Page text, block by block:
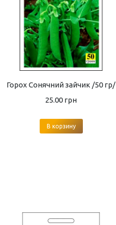
Горох Сонячний зайчик /50 гр/
25.00 грн
В корзину